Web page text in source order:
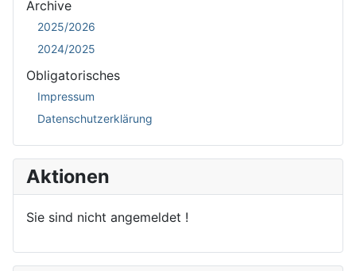
Archive
2025/2026
2024/2025
Obligatorisches
Impressum
Datenschutzerklärung
Aktionen
Sie sind nicht angemeldet !